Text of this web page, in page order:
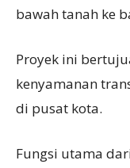
bawah tanah ke
Proyek ini
kenyamanan
di pusat kota.
Fungsi utama